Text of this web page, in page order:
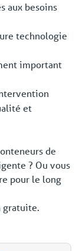
aux besoins
technologie
important
et
de
? Ou vous
pour le long
gratuite.